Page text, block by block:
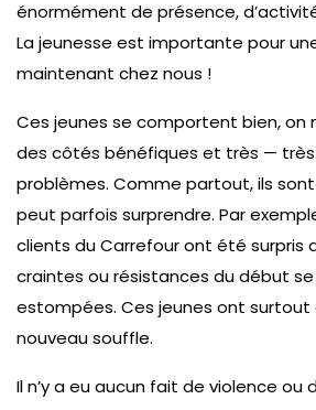
énormément de présence,
La jeunesse est importante pour
maintenant chez nous !
Ces jeunes se comportent bien, on
des côtés bénéfiques et très —
problèmes. Comme partout, ils
peut parfois surprendre. Par
clients du Carrefour ont été surpris
craintes ou résistances du début
estompées. Ces jeunes ont
nouveau souffle.
Il n’y a eu aucun fait de violence ou